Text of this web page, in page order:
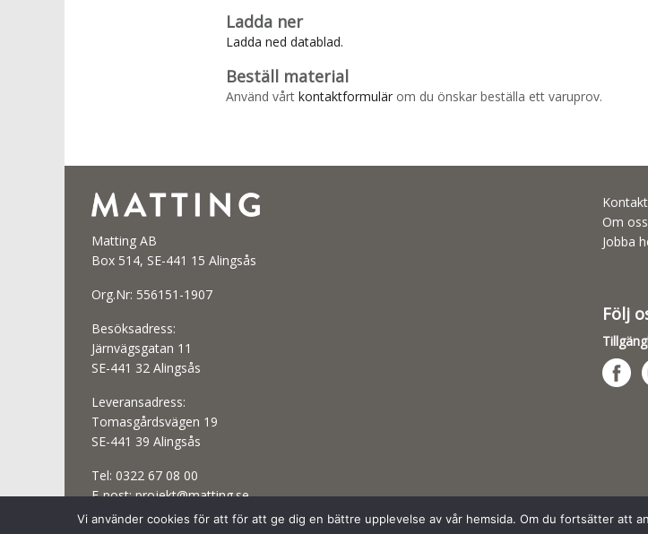
Ladda ner
Ladda ned datablad.
Beställ material
Använd vårt kontaktformulär om du önskar beställa ett varuprov.
Matting AB
Box 514, SE-441 15 Alingsås
Org.Nr: 556151-1907
Besöksadress:
Järnvägsgatan 11
SE-441 32 Alingsås
Leveransadress:
Tomasgårdsvägen 19
SE-441 39 Alingsås
Tel: 0322 67 08 00
E-post:projekt@matting.se
Kontakt
Om oss
Jobba
Följ
Vi använder cookies för att för att ge dig en bättre upplevelse av vår hemsida. Om du fortsätter att